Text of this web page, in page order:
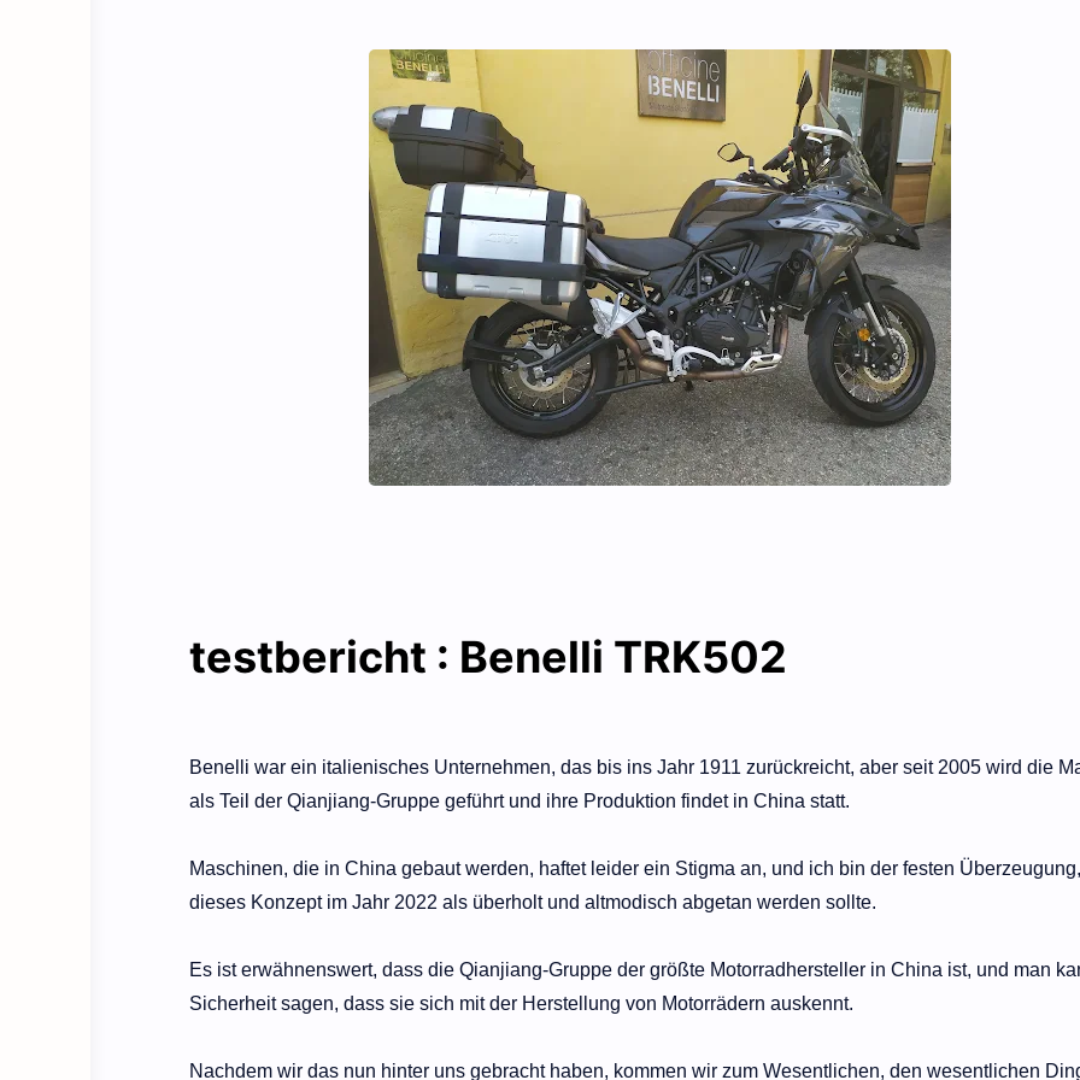
testbericht : Benelli TRK502
Benelli war ein italienisches Unternehmen, das bis ins Jahr 1911 zurückreicht, aber seit 2005 wird die
als Teil der Qianjiang-Gruppe geführt und ihre Produktion findet in China statt.
Maschinen, die in China gebaut werden, haftet leider ein Stigma an, und ich bin der festen
dieses Konzept im Jahr 2022 als überholt und altmodisch abgetan werden sollte.
Es ist erwähnenswert, dass die Qianjiang-Gruppe der größte Motorradhersteller in China ist, und man
Sicherheit sagen, dass sie sich mit der Herstellung von Motorrädern auskennt.
Nachdem wir das nun hinter uns gebracht haben, kommen wir zum Wesentlichen, den wesentlichen